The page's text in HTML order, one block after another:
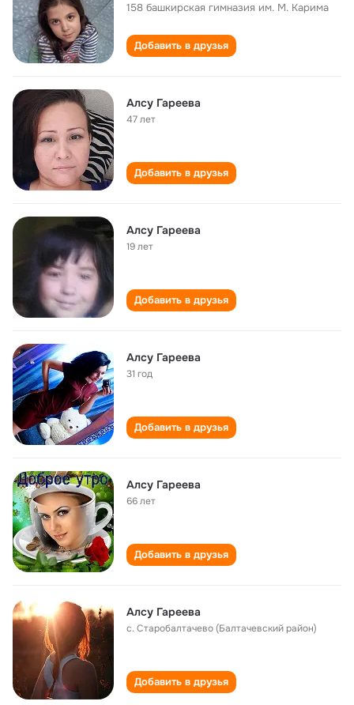
158 башкирская гимназия им. М. Карима
Добавить в друзья
Алсу Гареева
47 лет
Добавить в друзья
Алсу Гареева
19 лет
Добавить в друзья
Алсу Гареева
31 год
Добавить в друзья
Алсу Гареева
66 лет
Добавить в друзья
Алсу Гареева
с. Старобалтачево (Балтачевский район)
Добавить в друзья